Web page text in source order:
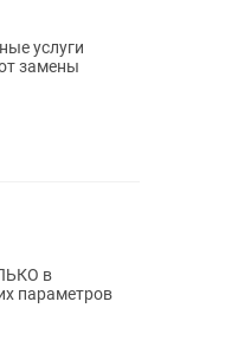
услуги
замены
в
параметров